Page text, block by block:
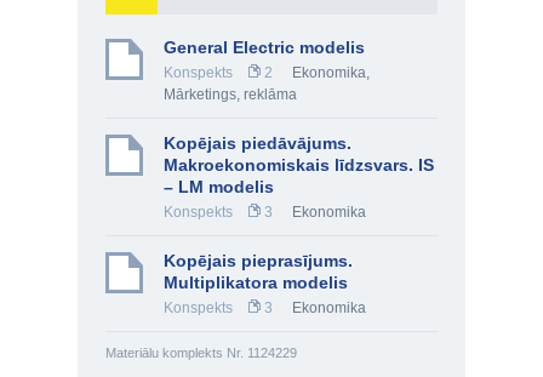
General Electric modelis
Konspekts 2 Ekonomika,
Mārketings, reklāma
Kopējais piedāvājums.
Makroekonomiskais līdzsvars. IS
– LM modelis
Konspekts 3 Ekonomika
Kopējais pieprasījums.
Multiplikatora modelis
Konspekts 3 Ekonomika
Materiālu komplekts Nr. 1124229